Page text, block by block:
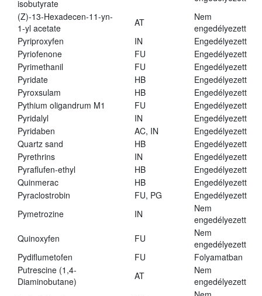
isobutyrate
(Z)-13-Hexadecen-11-yn-
1-yl acetate
AT
Nem
engedélyezett
Pyriproxyfen
IN
Engedélyezett
Pyriofenone
FU
Engedélyezett
Pyrimethanil
FU
Engedélyezett
Pyridate
HB
Engedélyezett
Pyroxsulam
HB
Engedélyezett
Pythium oligandrum M1
FU
Engedélyezett
Pyridalyl
IN
Engedélyezett
Pyridaben
AC, IN
Engedélyezett
Quartz sand
HB
Engedélyezett
Pyrethrins
IN
Engedélyezett
Pyraflufen-ethyl
HB
Engedélyezett
Quinmerac
HB
Engedélyezett
Pyraclostrobin
FU, PG
Engedélyezett
Pymetrozine
IN
Nem
engedélyezett
Quinoxyfen
FU
Nem
engedélyezett
Pydiflumetofen
FU
Folyamatban
Putrescine (1,4-
Diaminobutane)
AT
Nem
engedélyezett